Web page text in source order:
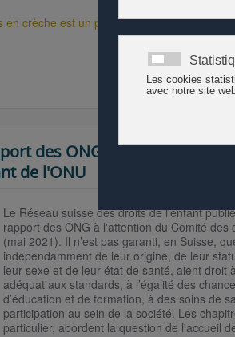
en crèche est un problème persistant en
des ONG à l'attention du
de l'ONU
Le Réseau suisse des droits de l'enfant
rapport des ONG à l'attention du Comité des
(mai 2021). Il n’est pas garanti, en Suisse,
indépendamment de leur origine, de leur
leur sexe et de leur état de santé, aient droit
adéquat aux standards, à l’égalité des
d’éducation et de formation, à des soins de
participation au sein de la société. Les
particulier, abordent la question de l'accueil